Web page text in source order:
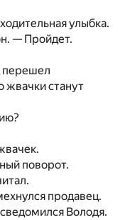
улыбка.
— Пройдет.
перешел
жвачки станут
поворот.
продавец.
Володя.